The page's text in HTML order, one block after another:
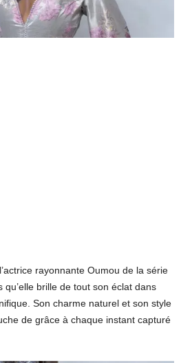
rayonnante Oumou de la série
brille de tout son éclat dans
Son charme naturel et son style
de grâce à chaque instant capturé